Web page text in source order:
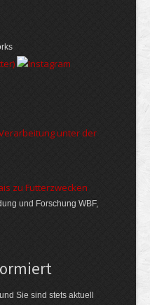
unter der
zu Futterzwecken
und Forschung WBF,
Sie sind stets aktuell